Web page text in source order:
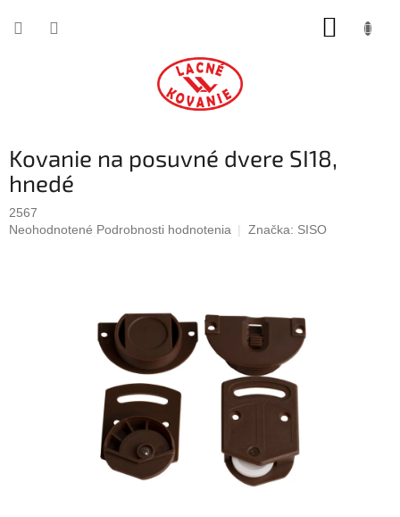
Kovanie na posuvné dvere SI18,
hnedé
2567
Priemerné
Neohodnotené Podrobnosti hodnotenia Značka: SISO